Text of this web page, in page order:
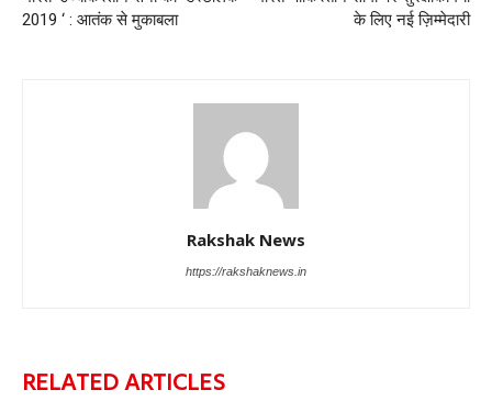
2019 ‘ : आतंक से मुकाबला
के लिए नई ज़िम्मेदारी
Rakshak News
https://rakshaknews.in
RELATED ARTICLES